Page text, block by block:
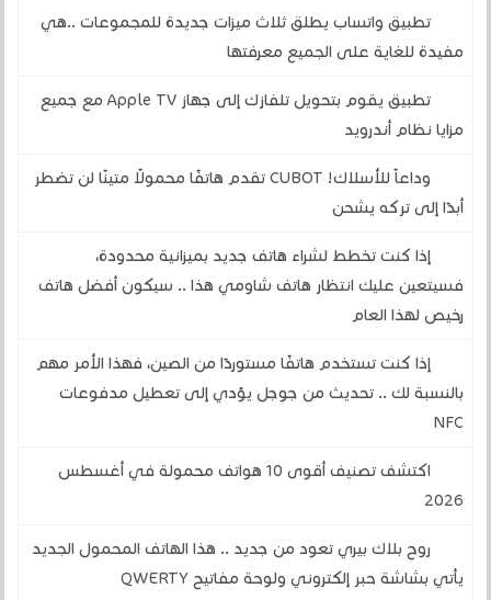
تطبيق واتساب يطلق ثلاث ميزات جديدة للمجموعات ..هي
مفيدة للغاية على الجميع معرفتها
تطبيق يقوم بتحويل تلفازك إلى جهاز Apple TV مع جميع
مزايا نظام أندرويد
وداعاً للأسلاك! CUBOT تقدم هاتفًا محمولًا متينًا لن تضطر
أبدًا إلى تركه يشحن
إذا كنت تخطط لشراء هاتف جديد بميزانية محدودة،
فسيتعين عليك انتظار هاتف شاومي هذا .. سيكون أفضل هاتف
رخيص لهذا العام
إذا كنت تستخدم هاتفًا مستوردًا من الصين، فهذا الأمر مهم
بالنسبة لك .. تحديث من جوجل يؤدي إلى تعطيل مدفوعات
NFC
اكتشف تصنيف أقوى 10 هواتف محمولة في أغسطس
2026
روح بلاك بيري تعود من جديد .. هذا الهاتف المحمول الجديد
يأتي بشاشة حبر إلكتروني ولوحة مفاتيح QWERTY